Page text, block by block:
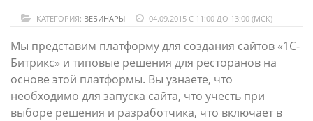
КАТЕГОРИЯ: ВЕБИНАРЫ 04.09.2015 С 11:00 ДО 13:00 (МСК)
Мы представим платформу для создания сайтов «1С-
Битрикс» и типовые решения для ресторанов на
основе этой платформы. Вы узнаете, что
необходимо для запуска сайта, что учесть при
выборе решения и разработчика, что включает в